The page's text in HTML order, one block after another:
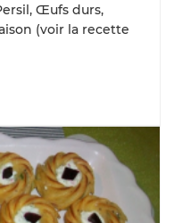
Œufs durs,
(voir la recette